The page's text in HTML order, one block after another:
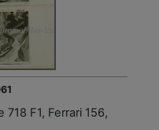
F1, Ferrari 156,